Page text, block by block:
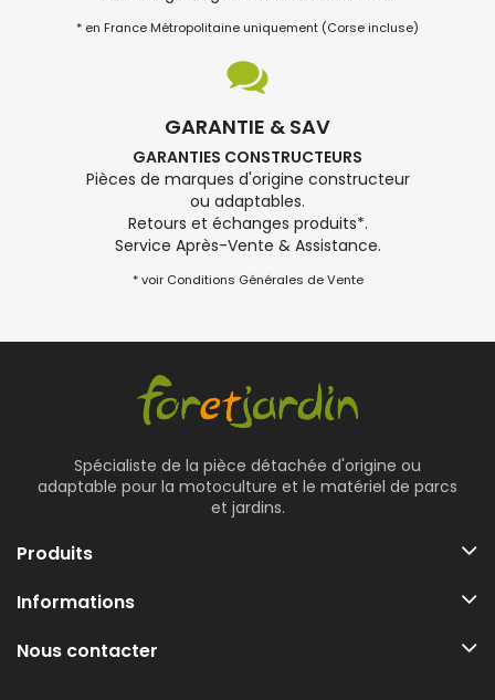
* en France Métropolitaine uniquement (Corse incluse)
GARANTIE & SAV
GARANTIES CONSTRUCTEURS
Pièces de marques d'origine constructeur
ou adaptables.
Retours et échanges produits*.
Service Après-Vente & Assistance.
* voir Conditions Générales de Vente
Spécialiste de la pièce détachée d'origine ou
adaptable pour la motoculture et le matériel de parcs
et jardins.
Produits
Informations
Nous contacter